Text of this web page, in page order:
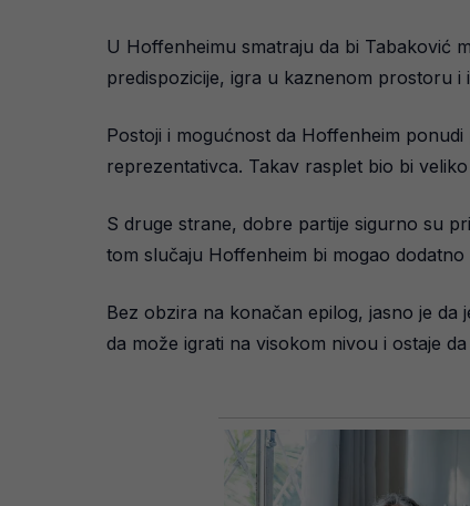
U Hoffenheimu smatraju da bi Tabaković
predispozicije, igra u kaznenom prostoru i
Postoji i mogućnost da Hoffenheim
reprezentativca. Takav rasplet bio bi
S druge strane, dobre partije sigurno su
tom slučaju Hoffenheim bi mogao
Bez obzira na konačan epilog, jasno je
da može igrati na visokom nivou i ostaje